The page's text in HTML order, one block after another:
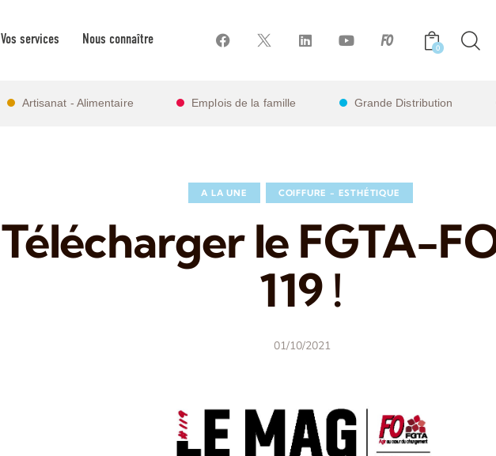
Vos services Nous connaître
0
Artisanat - Alimentaire Emplois de la famille Grande Distribution
A LA UNE COIFFURE - ESTHÉTIQUE
Télécharger le FGTA-
119 !
01/10/2021